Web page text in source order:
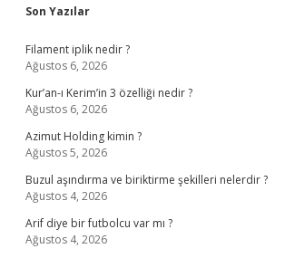
Sidebar
Son Yazılar
Filament iplik nedir ?
Ağustos 6, 2026
Kur’an-ı Kerim’in 3 özelliği nedir ?
Ağustos 6, 2026
Azimut Holding kimin ?
Ağustos 5, 2026
Buzul aşındırma ve biriktirme şekilleri nelerdir ?
Ağustos 4, 2026
Arif diye bir futbolcu var mı ?
Ağustos 4, 2026